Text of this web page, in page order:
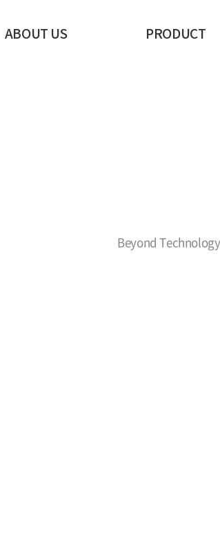
ABOUT US PRODUCT
Beyond